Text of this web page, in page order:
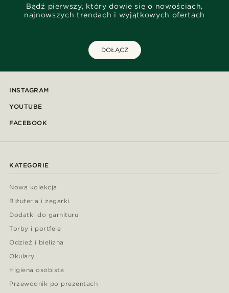
Bądź pierwszy, który dowie się o nowościach,
najnowszych trendach i wyjątkowych ofertach
DOŁĄCZ
INSTAGRAM
YOUTUBE
FACEBOOK
KATEGORIE
Nowa kolekcja
Biżuteria i zegarki
Dodatki do garnituru
Torby i portfele
Odzież i bielizna
Okulary
Higiena osobista
Przewodnik po prezentach